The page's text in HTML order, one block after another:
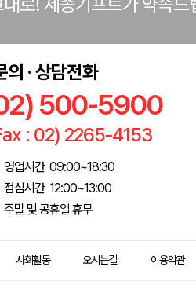
의 · 상담전화
500-5900
: 02) 2265-4153
영업시간 09:00~18:30
점심시간 12:00~13:00
주말 및 공휴일 휴무
사회활동 오시는길 이용약관